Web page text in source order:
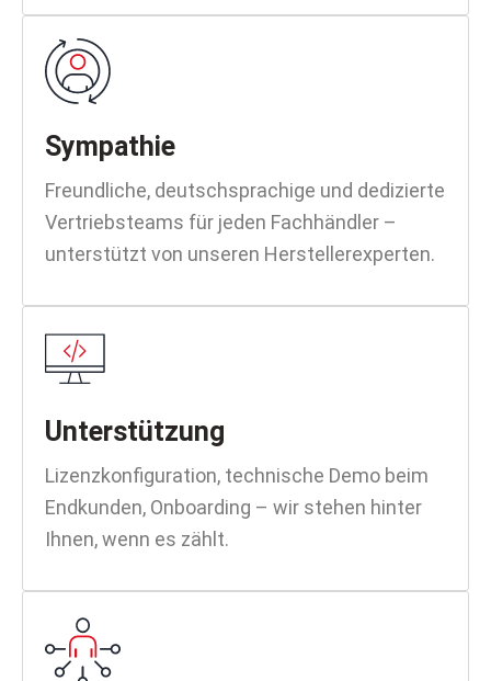
Sympathie
Freundliche, deutschsprachige und dedizierte
Vertriebsteams für jeden Fachhändler –
unterstützt von unseren Herstellerexperten.
Unterstützung
Lizenzkonfiguration, technische Demo beim
Endkunden, Onboarding – wir stehen hinter
Ihnen, wenn es zählt.